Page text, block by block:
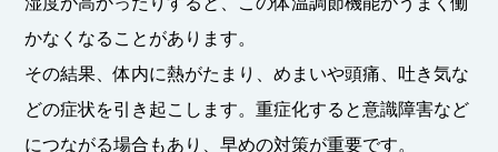
かなくなることがあります。
その結果、体内に熱がたまり、めまいや頭痛、吐き気な
どの症状を引き起こします。重症化すると意識障害など
につながる場合もあり、早めの対策が重要です。